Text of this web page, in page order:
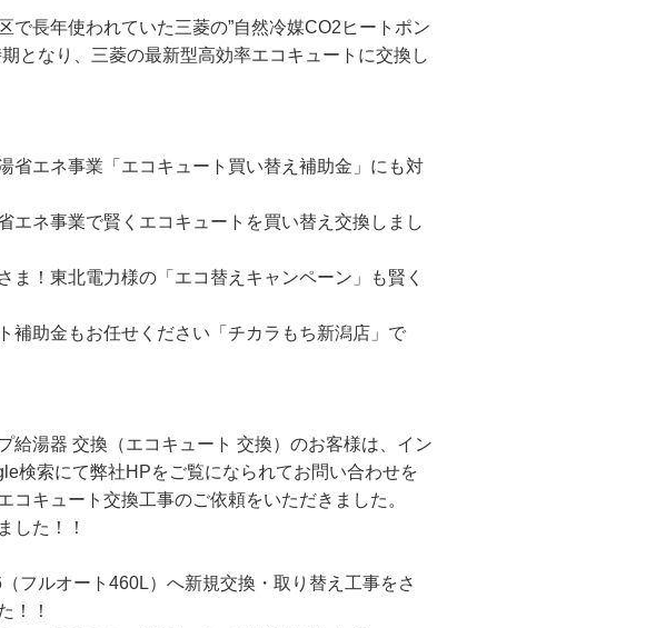
で長年使われていた三菱の”自然冷媒CO2ヒートポン
となり、三菱の最新型高効率エコキュートに交換し
省エネ事業「エコキュート買い替え補助金」にも対
エネ事業で賢くエコキュートを買い替え交換しまし
ま！東北電力様の「エコ替えキャンペーン」も賢く
補助金もお任せください「チカラもち新潟店」で
給湯器 交換（エコキュート 交換）のお客様は、イン
検索にて弊社HPをご覧になられてお問い合わせを
コキュート交換工事のご依頼をいただきました。
した！！
フルオート460L）へ新規交換・取り替え工事をさ
！！